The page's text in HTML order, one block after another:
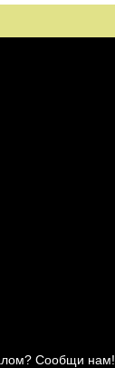
Сообщи нам!